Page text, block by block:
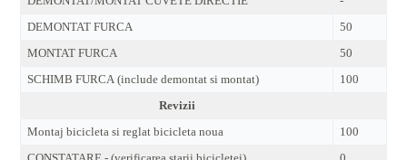
DEMONTAT FURCA
50
MONTAT FURCA
50
SCHIMB FURCA (include demontat si montat)
100
Revizii
Montaj bicicleta si reglat bicicleta noua
100